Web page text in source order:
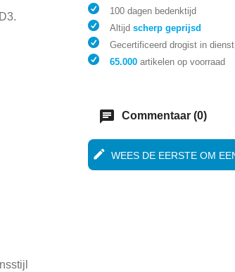
100 dagen bedenktijd
Altijd scherp geprijsd
Gecertificeerd drogist in dienst
65.000 artikelen op voorraad
chat Commentaar (0)
edit WEES DE EERSTE OM